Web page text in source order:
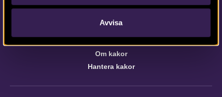
Avvisa
webb@arkeologerna.com
Om webbplatsen
Om kakor
Hantera kakor